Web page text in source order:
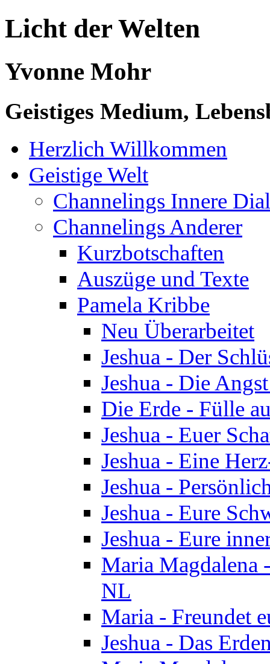
Licht der Welten
Yvonne Mohr
Geistiges Medium,
Herzlich Willkommen
Geistige Welt
Channelings Innere
Channelings Anderer
Kurzbotschaften
Auszüge und Texte
Pamela Kribbe
Neu Überarbeitet
Jeshua - Der
Jeshua - Die
Die Erde - Fülle
Jeshua - Euer
Jeshua - Eine
Jeshua -
Jeshua - Eure
Jeshua - Eure
Maria Magdalena
NL
Maria - Freundet
Jeshua - Das